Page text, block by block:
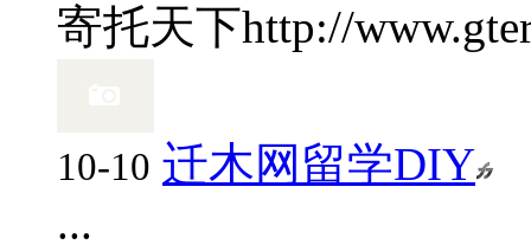
寄托天下http://
10-10 迁木网留学DIY
...